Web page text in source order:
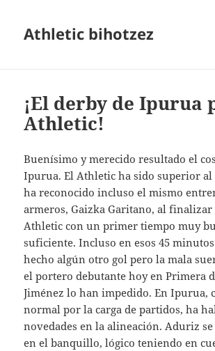
Athletic bihotzez
¡El derby de Ipurua
Athletic!
Buenísimo y merecido resultado el
Ipurua. El Athletic ha sido superior al
ha reconocido incluso el mismo
armeros, Gaizka Garitano, al
Athletic con un primer tiempo muy
suficiente. Incluso en esos 45
hecho algún otro gol pero la mala
el portero debutante hoy en Primera
Jiménez lo han impedido. En Ipurua,
normal por la carga de partidos, ha
novedades en la alineación. Aduriz
en el banquillo, lógico teniendo en